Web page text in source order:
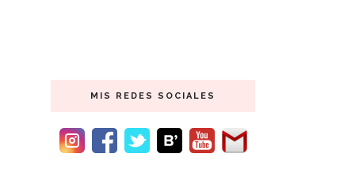
MIS REDES SOCIALES